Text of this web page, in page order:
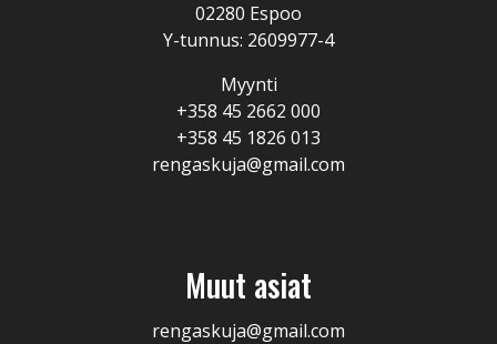
02280 Espoo
Y-tunnus: 2609977-4
Myynti
+358 45 2662 000
+358 45 1826 013
rengaskuja@gmail.com
Muut asiat
rengaskuja@gmail.com